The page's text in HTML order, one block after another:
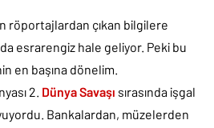
röportajlardan çıkan bilgilere
da esrarengiz hale geliyor. Peki bu
en başına dönelim.
2. Dünya Savaşı sırasında işgal
Bankalardan, müzelerden